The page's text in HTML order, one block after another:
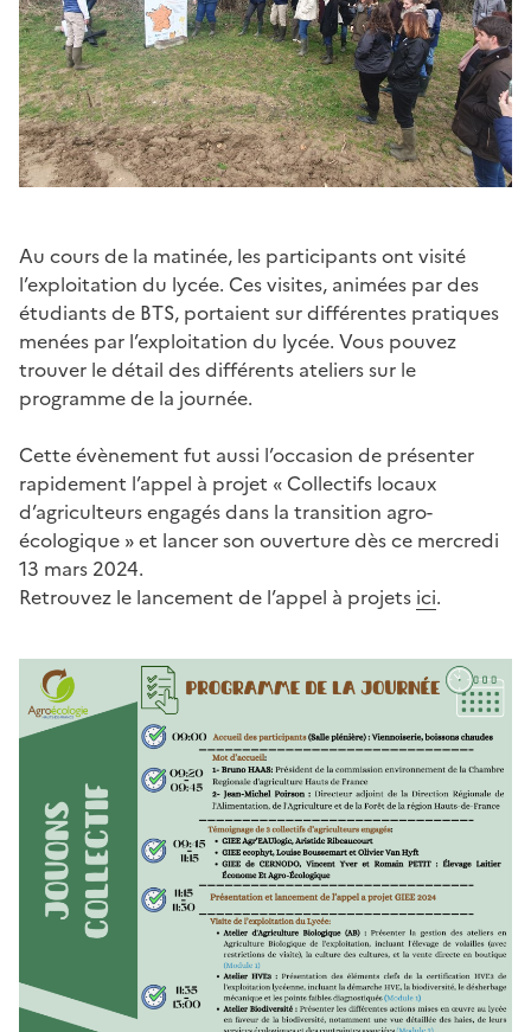
Au cours de la matinée, les participants ont visité
l’exploitation du lycée. Ces visites, animées par des
étudiants de BTS, portaient sur différentes pratiques
menées par l’exploitation du lycée. Vous pouvez
trouver le détail des différents ateliers sur le
programme de la journée.
Cette évènement fut aussi l’occasion de présenter
rapidement l’appel à projet « Collectifs locaux
d’agriculteurs engagés dans la transition agro-
écologique » et lancer son ouverture dès ce mercredi
13 mars 2024.
Retrouvez le lancement de l’appel à projets ici.